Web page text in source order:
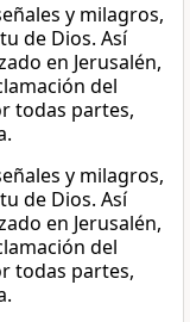
y milagros,
de Dios. Así
en Jerusalén,
del
todas partes,
y milagros,
de Dios. Así
en Jerusalén,
del
todas partes,